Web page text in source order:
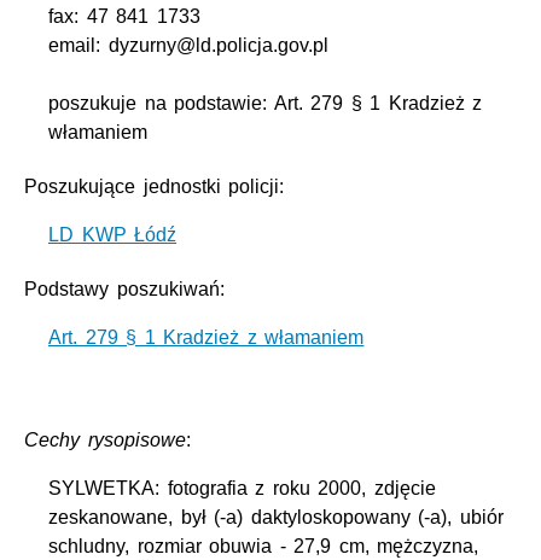
fax: 47 841 1733
email: dyzurny@ld.policja.gov.pl
poszukuje na podstawie: Art. 279 § 1 Kradzież z
włamaniem
Poszukujące jednostki policji:
LD KWP Łódź
Podstawy poszukiwań:
Art. 279 § 1 Kradzież z włamaniem
Cechy rysopisowe:
SYLWETKA: fotografia z roku 2000, zdjęcie
zeskanowane, był (-a) daktyloskopowany (-a), ubiór
schludny, rozmiar obuwia - 27,9 cm, mężczyzna,